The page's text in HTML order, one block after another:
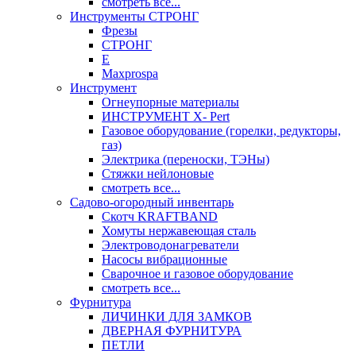
Инструменты СТРОНГ
Фрезы
СТРОНГ
Е
Maxprospa
Инструмент
Огнеупорные материалы
ИНСТРУМЕНТ X- Pert
Газовое оборудование (горелки, редукторы,
газ)
Электрика (переноски, ТЭНы)
Стяжки нейлоновые
смотреть все...
Садово-огородный инвентарь
Скотч KRAFTBAND
Хомуты нержавеющая сталь
Электроводонагреватели
Насосы вибрационные
Сварочное и газовое оборудование
смотреть все...
Фурнитура
ЛИЧИНКИ ДЛЯ ЗАМКОВ
ДВЕРНАЯ ФУРНИТУРА
ПЕТЛИ